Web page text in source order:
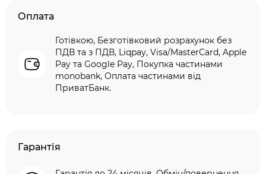
Оплата
Готівкою, Безготівковий розрахунок без
ПДВ та з ПДВ, Liqpay, Visa/MasterCard, Apple
Pay та Google Pay, Покупка частинами
monobank, Оплата частинами від
ПриватБанк.
Гарантія